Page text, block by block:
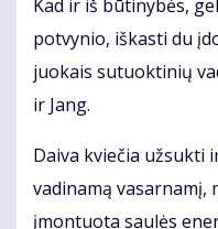
Kad ir iš būtinybės,
potvynio, iškasti du
juokais sutuoktinių
ir Jang.
Daiva kviečia užsukti
vadinamą vasarnamį,
įmontuota saulės